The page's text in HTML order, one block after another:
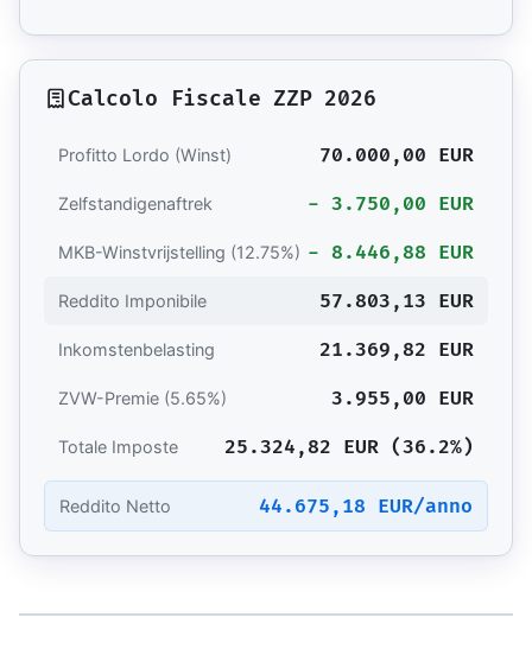
Calcolo Fiscale ZZP 2026
Profitto Lordo (Winst) 70.000,00 EUR
Zelfstandigenaftrek - 3.750,00 EUR
MKB-Winstvrijstelling (12.75%) - 8.446,88 EUR
Reddito Imponibile 57.803,13 EUR
Inkomstenbelasting 21.369,82 EUR
ZVW-Premie (5.65%) 3.955,00 EUR
Totale Imposte 25.324,82 EUR (36.2%)
Reddito Netto 44.675,18 EUR/anno